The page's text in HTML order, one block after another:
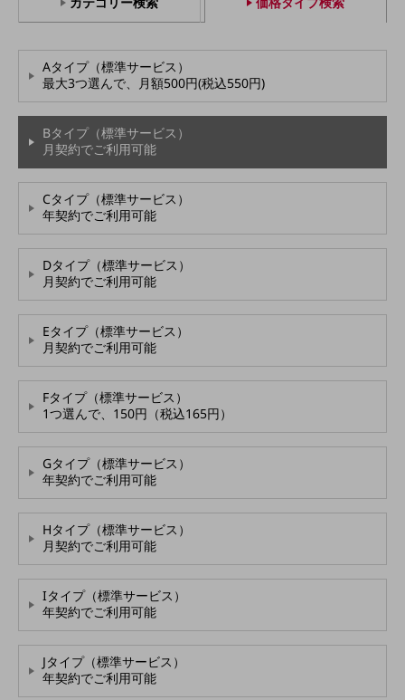
医療・介護
製造・建設業
小売業
キーワードで探す
モバイルTOP
法人向けスマホ・携帯に関する、
おすすめの機種、料金やサービスをご紹介
製品TOP
ビジネス向けスマートフォン
タフネススマートフォン
データ通信製品
ドコモケータイ
5G対応ホームルーター
通信モジュール製品
衛星携帯電話
IOT完了済みメーカーブランド製品
料金
料金TOP
ドコモBiz データ無制限 ドコモ MAX ドコモ mini ドコモBiz かけ放題
ケータイプラン
Aタイプ（標準サービス）
最大3つ選んで、月額500円(税込550円)
Bタイプ（標準サービス）
月契約でご利用可能
Cタイプ（標準サービス）
年契約でご利用可能
Dタイプ（標準サービス）
月契約でご利用可能
Eタイプ（標準サービス）
月契約でご利用可能
Fタイプ（標準サービス）
1つ選んで、150円（税込165円）
Gタイプ（標準サービス）
年契約でご利用可能
Hタイプ（標準サービス）
月契約でご利用可能
Iタイプ（標準サービス）
年契約でご利用可能
Jタイプ（標準サービス）
年契約でご利用可能